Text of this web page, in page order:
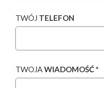
TWÓJ TELEFON
TWOJAWIADOMOŚĆ *